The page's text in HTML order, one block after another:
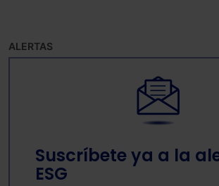
ALERTAS
Suscríbete ya a la
ESG